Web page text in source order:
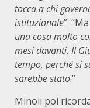
tocca a chi
istituzionale”.
una cosa molto
mesi davanti. Il
tempo, perché si
sarebbe stato.”
Minoli poi